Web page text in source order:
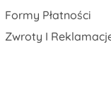
Formy Płatności
Zwroty I